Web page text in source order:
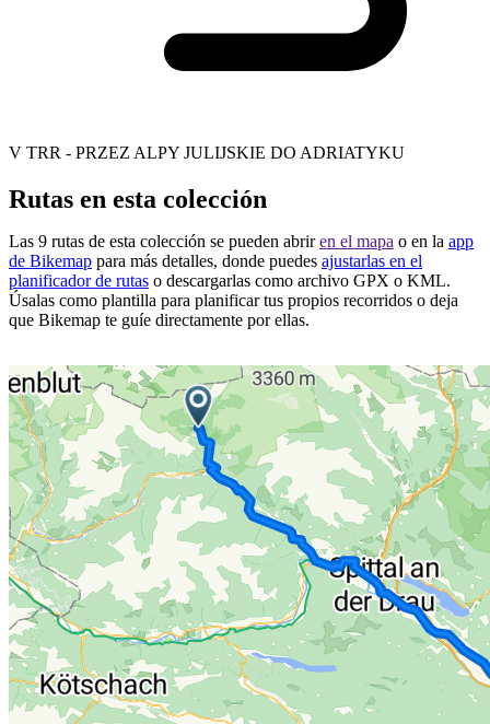
V TRR - PRZEZ ALPY JULIJSKIE DO ADRIATYKU
Rutas en esta colección
Las 9 rutas de esta colección se pueden abriren el mapa o en la app
de Bikemap para más detalles, donde puedes ajustarlas en el
planificador de rutas o descargarlas como archivo GPX o KML.
Úsalas como plantilla para planificar tus propios recorridos o deja
que Bikemap te guíe directamente por ellas.